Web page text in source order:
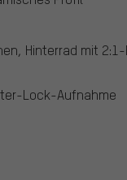
Hinterrad mit
Lock-Aufnahme